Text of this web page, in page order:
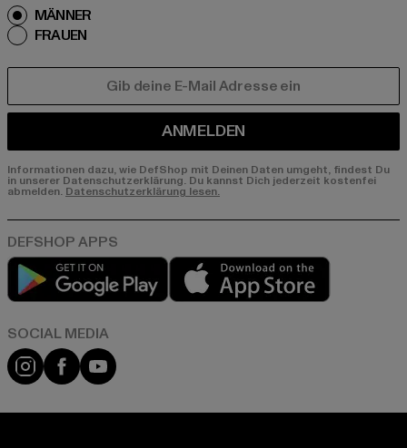
MÄNNER
FRAUEN
ANMELDEN
Informationen dazu, wie DefShop mit Deinen Daten umgeht, findest Du
in unserer Datenschutzerklärung. Du kannst Dich jederzeit kostenfei
abmelden. Datenschutzerklärung lesen.
Play market
Instagram
FacebookYouTube